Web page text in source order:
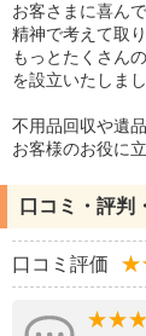
お客さまに喜ん
精神で考えて取
もっとたくさん
を設立いたしまし
不用品回収や遺
お客様のお役に
口コミ・評判
口コミ評価